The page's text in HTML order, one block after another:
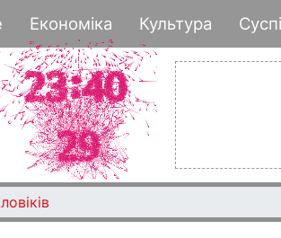
до
основного
Економіка Культура